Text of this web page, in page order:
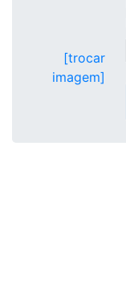
[trocar
imagem]